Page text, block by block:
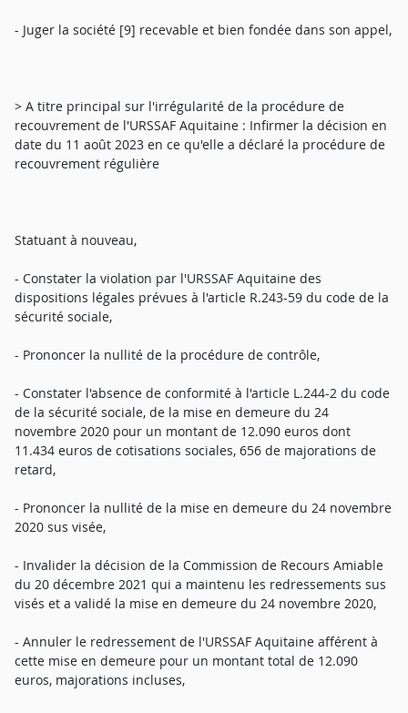
- Juger la société [9] recevable et bien fondée dans son appel,
> A titre principal sur l'irrégularité de la procédure de
recouvrement de l'URSSAF Aquitaine : Infirmer la décision en
date du 11 août 2023 en ce qu'elle a déclaré la procédure de
recouvrement régulière
Statuant à nouveau,
- Constater la violation par l'URSSAF Aquitaine des
dispositions légales prévues à l'article R.243-59 du code de la
sécurité sociale,
- Prononcer la nullité de la procédure de contrôle,
- Constater l'absence de conformité à l'article L.244-2 du code
de la sécurité sociale, de la mise en demeure du 24
novembre 2020 pour un montant de 12.090 euros dont
11.434 euros de cotisations sociales, 656 de majorations de
retard,
- Prononcer la nullité de la mise en demeure du 24 novembre
2020 sus visée,
- Invalider la décision de la Commission de Recours Amiable
du 20 décembre 2021 qui a maintenu les redressements sus
visés et a validé la mise en demeure du 24 novembre 2020,
- Annuler le redressement de l'URSSAF Aquitaine afférent à
cette mise en demeure pour un montant total de 12.090
euros, majorations incluses,